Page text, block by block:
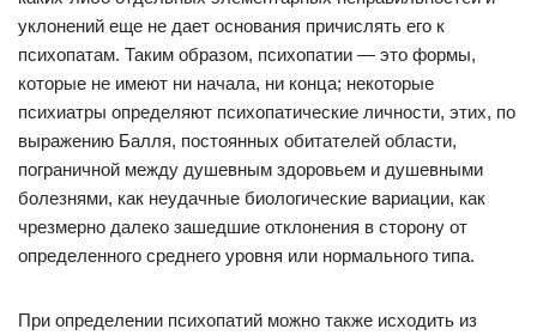
уклонений еще не дает основания причислять его к
психопатам. Таким образом, психопатии — это формы,
которые не имеют ни начала, ни конца; некоторые
психиатры определяют психопатические личности, этих, по
выражению Балля, постоянных обитателей области,
пограничной между душевным здоровьем и душевными
болезнями, как неудачные биологические вариации, как
чрезмерно далеко зашедшие отклонения в сторону от
определенного среднего уровня или нормального типа.
При определении психопатий можно также исходить из